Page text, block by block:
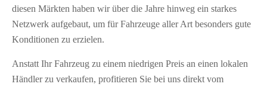
diesen Märkten haben wir über die Jahre hinweg ein starkes
Netzwerk aufgebaut, um für Fahrzeuge aller Art besonders gute
Konditionen zu erzielen.
Anstatt Ihr Fahrzeug zu einem niedrigen Preis an einen lokalen
Händler zu verkaufen, profitieren Sie bei uns direkt vom